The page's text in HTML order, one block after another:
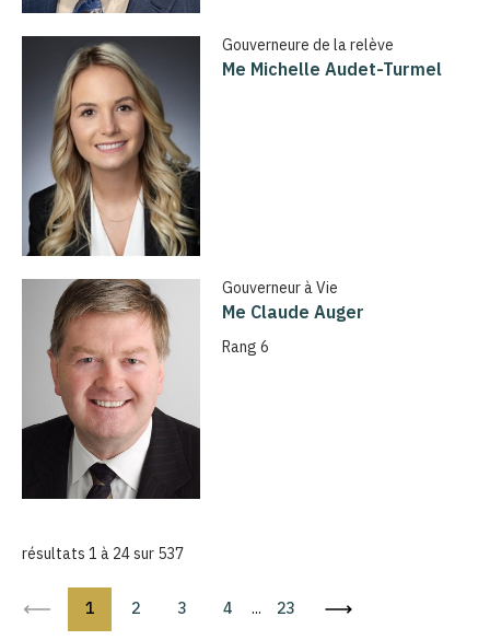
Gouverneure de la relève
Me Michelle Audet-Turmel
Gouverneur à Vie
Me Claude Auger
Rang 6
résultats 1 à 24 sur 537
1 2 3 4 ... 23